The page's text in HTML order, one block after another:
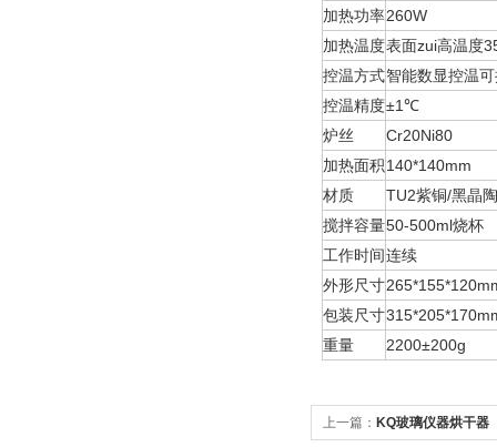
加热功率260W
加热温度表面zui高温度
控温方式智能数显控温
控温精度±1℃
炉丝
Cr20Ni80
加热面积140*140mm
材质
TU2紫铜/黑晶
搅拌容量50-500ml烧杯
工作时间连续
外形尺寸
包装尺寸
重量
2200±200g
上一篇： KQ玻璃仪器烘干器